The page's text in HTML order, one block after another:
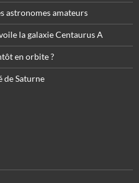
astronomes amateurs
la galaxie Centaurus A
en orbite ?
de Saturne